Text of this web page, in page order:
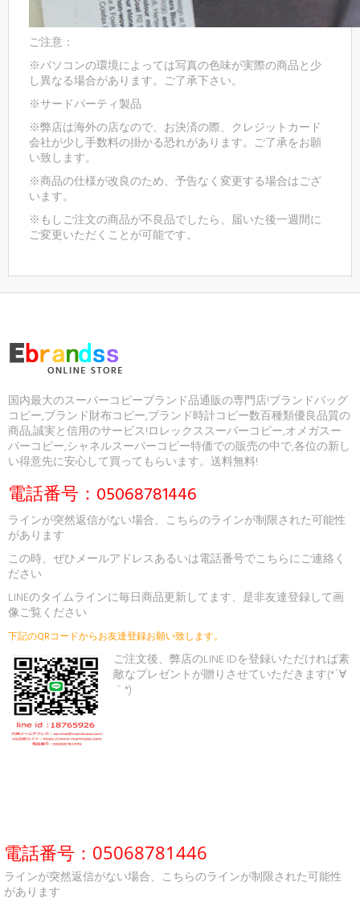
ご注意：
※パソコンの環境によっては写真の色味が実際の商品と少
し異なる場合があります。ご了承下さい。
※サードパーティ製品
※弊店は海外の店なので、お決済の際、クレジットカード
会社が少し手数料の掛かる恐れがあります。ご了承をお願
い致します。
※商品の仕様が改良のため、予告なく変更する場合はござ
います。
※もしご注文の商品が不良品でしたら、届いた後一週間に
ご変更いただくことが可能です。
国内最大のスーパーコピーブランド品通販の専門店!ブランドバッグ
コピー,ブランド財布コピー,ブランド時計コピー数百種類優良品質の
商品,誠実と信用のサービス!ロレックススーパーコピー,オメガスー
パーコピー,シャネルスーパーコピー特価での販売の中で,各位の新し
い得意先に安心して買ってもらいます。送料無料!
電話番号：05068781446
ラインが突然返信がない場合、こちらのラインが制限された可能性
があります
この時、ぜひメールアドレスあるいは電話番号でこちらにご連絡く
ださい
LINEのタイムラインに毎日商品更新してます、是非友達登録して画
像ご覧ください
下記のQRコードからお友達登録お願い致します。
ご注文後、弊店のLINE IDを登録いただければ素
敵なプレゼントが贈りさせていただきます(*´∀
｀*)
電話番号：05068781446
ラインが突然返信がない場合、こちらのラインが制限された可能性
があります